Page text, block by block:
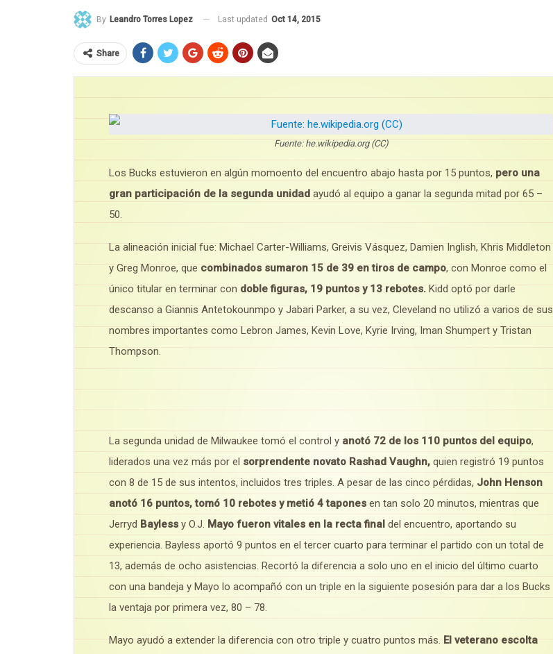
By Leandro Torres Lopez Last updated Oct 14, 2015
Share
Fuente: he.wikipedia.org (CC)
Los Bucks estuvieron en algún momoento del encuentro abajo hasta por 15 puntos, pero una
gran participación de la segunda unidad ayudó al equipo a ganar la segunda mitad por 65 –
50.
La alineación inicial fue: Michael Carter-Williams, Greivis Vásquez, Damien Inglish, Khris Middleton
y Greg Monroe, que combinados sumaron 15 de 39 en tiros de campo, con Monroe como el
único titular en terminar con doble figuras, 19 puntos y 13 rebotes. Kidd optó por darle
descanso a Giannis Antetokounmpo y Jabari Parker, a su vez, Cleveland no utilizó a varios de sus
nombres importantes como Lebron James, Kevin Love, Kyrie Irving, Iman Shumpert y Tristan
Thompson.
La segunda unidad de Milwaukee tomó el control y anotó 72 de los 110 puntos del equipo,
liderados una vez más por el sorprendente novato Rashad Vaughn, quien registró 19 puntos
con 8 de 15 de sus intentos, incluidos tres triples. A pesar de las cinco pérdidas, John Henson
anotó 16 puntos, tomó 10 rebotes y metió 4 tapones en tan solo 20 minutos, mientras que
Jerryd Bayless y O.J. Mayo fueron vitales en la recta final del encuentro, aportando su
experiencia. Bayless aportó 9 puntos en el tercer cuarto para terminar el partido con un total de
13, además de ocho asistencias. Recortó la diferencia a solo uno en el inicio del último cuarto
con una bandeja y Mayo lo acompañó con un triple en la siguiente posesión para dar a los Bucks
la ventaja por primera vez, 80 – 78.
Mayo ayudó a extender la diferencia con otro triple y cuatro puntos más. El veterano escolta